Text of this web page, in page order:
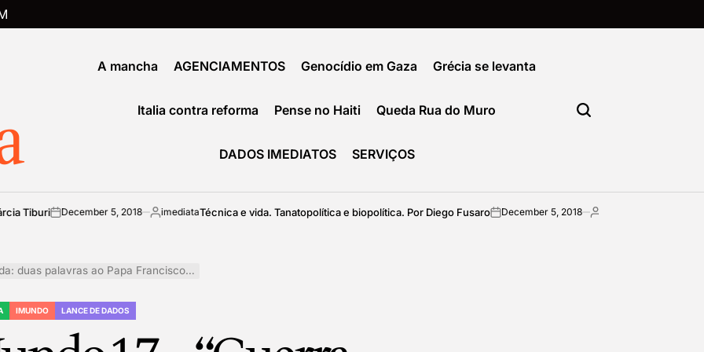
A mancha AGENCIAMENTOS Genocídio em Gaza Grécia se levanta
Italia contra reforma Pense no Haiti Queda Rua do Muro
DADOS IMEDIATOS SERVIÇOS
onDecember 5, 2018 Posted
imediataTécnica e vida. Tanatopolítica e biopolítica. Por Diego Fusaroon December 5, 2018 Posted
imediataComo sair da
ao Papa Francisco”, por Gianni Lannes
IMUNDO LANCE DE DADOS